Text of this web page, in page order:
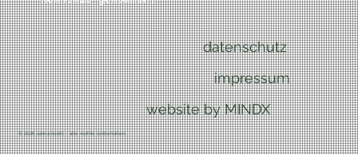
datenschutz
impressum
website by MINDX
© 2026 carina kocht – alle rechte vorbehalten.